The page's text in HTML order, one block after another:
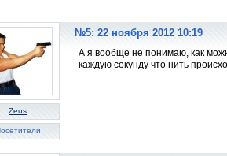
Zeus
№5: 22 ноября 2012 10:19
А я вообще не понимаю, как
каждую секунду что нить